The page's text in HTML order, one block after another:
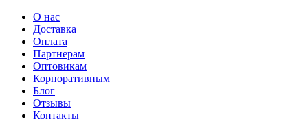
О нас
Доставка
Оплата
Партнерам
Оптовикам
Корпоративным
Блог
Отзывы
Контакты